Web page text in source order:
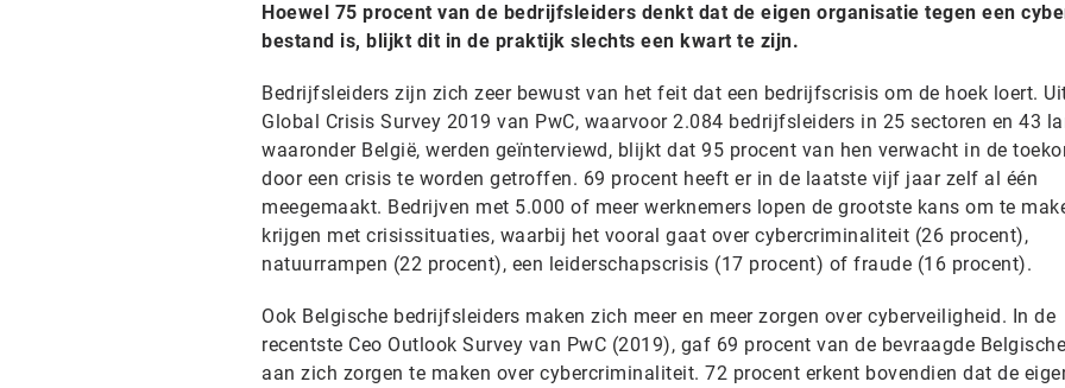
Hoewel 75 procent van de bedrijfsleiders denkt dat de eigen organisatie tegen een
bestand is, blijkt dit in de praktijk slechts een kwart te zijn.
Bedrijfsleiders zijn zich zeer bewust van het feit dat een bedrijfscrisis om de hoek loert.
Global Crisis Survey 2019 van PwC, waarvoor 2.084 bedrijfsleiders in 25 sectoren en 43
waaronder België, werden geïnterviewd, blijkt dat 95 procent van hen verwacht in de
door een crisis te worden getroffen. 69 procent heeft er in de laatste vijf jaar zelf al één
meegemaakt. Bedrijven met 5.000 of meer werknemers lopen de grootste kans om te
krijgen met crisissituaties, waarbij het vooral gaat over cybercriminaliteit (26 procent),
natuurrampen (22 procent), een leiderschapscrisis (17 procent) of fraude (16 procent).
Ook Belgische bedrijfsleiders maken zich meer en meer zorgen over cyberveiligheid. In de
recentste Ceo Outlook Survey van PwC (2019), gaf 69 procent van de bevraagde Belgische
aan zich zorgen te maken over cybercriminaliteit. 72 procent erkent bovendien dat de